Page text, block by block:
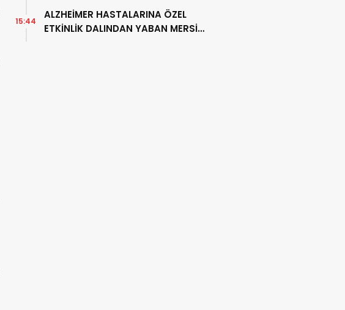
ALZHEİMER HASTALARINA ÖZEL
ETKİNLİK DALINDAN YABAN MERSİNİ
15:44